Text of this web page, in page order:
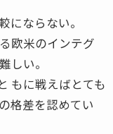
にならない。
欧米のインテグ
しい。
もに戦えばとても
格差を認めてい